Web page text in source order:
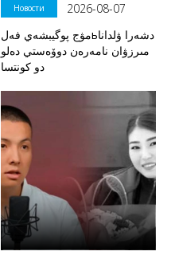
Новости
2026-08-07
مۋج پوگيبشەي فەلьدشەرا ۋلدانا
مىرزۋان نامەرەن دوۆەستي دەلو
دو كونتسا